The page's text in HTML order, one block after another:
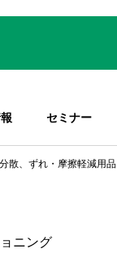
セミナー
散、ずれ・摩擦軽減用品
ニング